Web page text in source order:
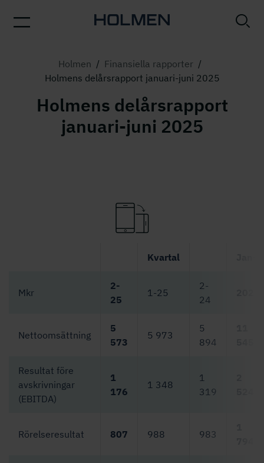
Holmen / Finansiella rapporter /
Holmens delårsrapport januari-juni 2025
Holmens delårsrapport
januari-juni 2025
Kvartal
Mkr
2-
25
1-25
2-
24
Nettoomsättning
5
573
5 973
5
894
Resultat före
avskrivningar
(EBITDA)
1
176
1 348
1
319
Rörelseresultat 807 988 983